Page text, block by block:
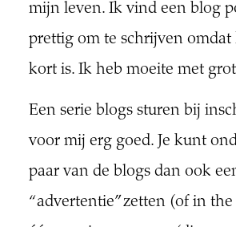
mijn leven. Ik vind een blog
prettig om te schrijven
kort is. Ik heb moeite met
Een serie blogs sturen bij
voor mij erg goed. Je kunt
paar van de blogs dan ook
“advertentie” zetten (of in